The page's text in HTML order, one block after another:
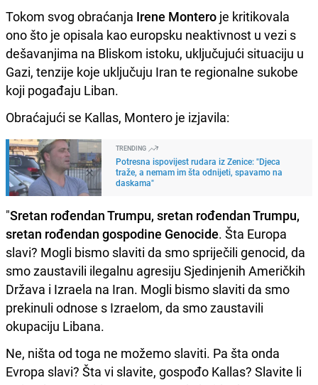
Tokom svog obraćanja Irene Montero je kritikovala
ono što je opisala kao europsku neaktivnost u vezi s
dešavanjima na Bliskom istoku, uključujući situaciju u
Gazi, tenzije koje uključuju Iran te regionalne sukobe
koji pogađaju Liban.
Obraćajući se Kallas, Montero je izjavila:
TRENDING
Potresna ispovijest rudara iz Zenice: "Djeca
traže, a nemam im šta odnijeti, spavamo na
daskama"
"Sretan rođendan Trumpu, sretan rođendan Trumpu,
sretan rođendan gospodine Genocide. Šta Europa
slavi? Mogli bismo slaviti da smo spriječili genocid, da
smo zaustavili ilegalnu agresiju Sjedinjenih Američkih
Država i Izraela na Iran. Mogli bismo slaviti da smo
prekinuli odnose s Izraelom, da smo zaustavili
okupaciju Libana.
Ne, ništa od toga ne možemo slaviti. Pa šta onda
Evropa slavi? Šta vi slavite, gospođo Kallas? Slavite li